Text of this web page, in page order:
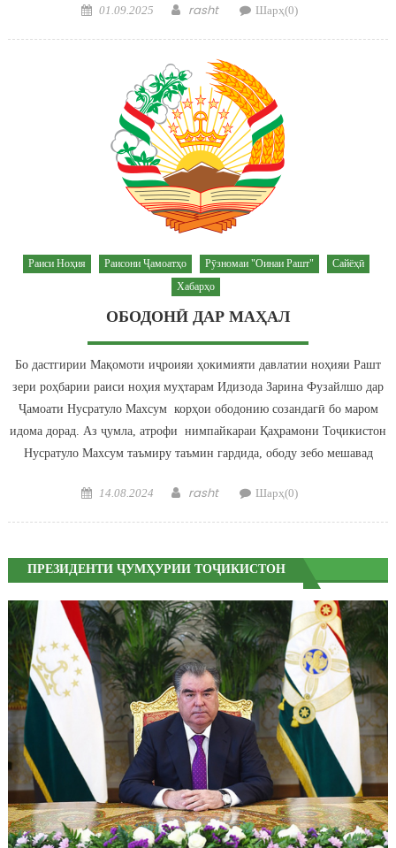
Posted on
01.09.2025 Author
rasht Шарҳ(0)
Раиси Ноҳия Раисони Ҷамоатҳо Рӯзномаи "Оинаи Рашт"
Сайёҳӣ
Хабарҳо
ОБОДОНӢ ДАР МАҲАЛ
Бо дастгирии Мақомоти иҷроияи ҳокимияти давлатии ноҳияи Рашт
зери роҳбарии раиси ноҳия муҳтарам Идизода Зарина Фузайлшо дар
Ҷамоати Нусратуло Махсум корҳои ободонию созандагӣ бо маром
идома дорад. Аз ҷумла, атрофи нимпайкараи Қаҳрамони Тоҷикистон
Нусратуло Махсум таъмиру таъмин гардида, ободу зебо мешавад
Posted on
14.08.2024 Author
rasht Шарҳ(0)
ПРЕЗИДЕНТИ ҶУМҲУРИИ ТОҶИКИСТОН